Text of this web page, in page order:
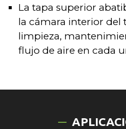
La tapa superior
la cámara interior del
limpieza,
flujo de aire en cada